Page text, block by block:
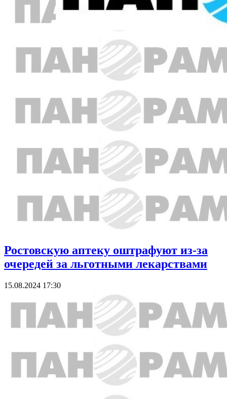
Ростовскую аптеку оштрафуют из-за
очередей за льготными лекарствами
15.08.2024 17:30